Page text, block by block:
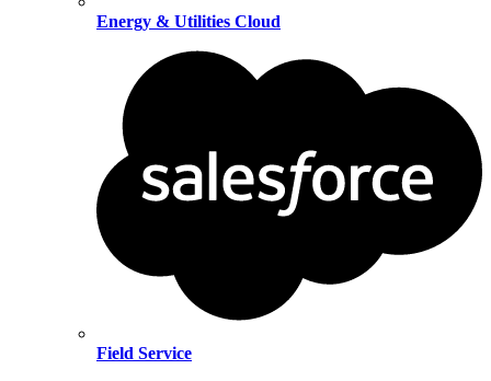
Energy & Utilities Cloud
Field Service